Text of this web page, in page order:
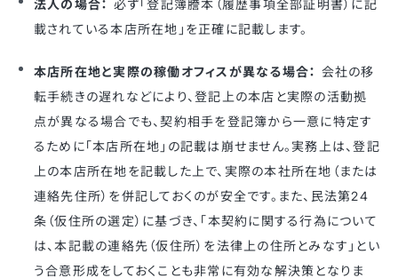
法人の場合： 必ず「登記簿謄本（履歴事項全部証明書）に記
載されている本店所在地」を正確に記載します。
本店所在地と実際の稼働オフィスが異なる場合： 会社の移
転手続きの遅れなどにより、登記上の本店と実際の活動拠
点が異なる場合でも、契約相手を登記簿から一意に特定す
るために「本店所在地」の記載は崩せません。実務上は、登記
上の本店所在地を記載した上で、実際の本社所在地（または
連絡先住所）を併記しておくのが安全です。また、民法第24
条（仮住所の選定）に基づき、「本契約に関する行為について
は、本記載の連絡先（仮住所）を法律上の住所とみなす」とい
う合意形成をしておくことも非常に有効な解決策となりま